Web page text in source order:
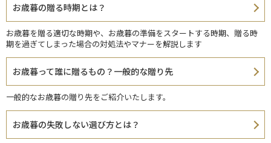
お歳暮の贈る時期とは？
お歳暮を贈る適切な時期や、お歳暮の準備をスタートする時期、贈る時
期を過ぎてしまった場合の対処法やマナーを解説します
お歳暮って誰に贈るもの？一般的な贈り先
一般的なお歳暮の贈り先をご紹介いたします。
お歳暮の失敗しない選び方とは？